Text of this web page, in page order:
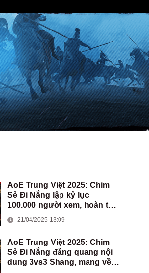
AoE Trung Việt 2025: Chim
Sẻ Đi Nắng lập kỷ lục
100.000 người xem, hoàn tất
Việt Nam
21/04/2025 13:09
AoE Trung Việt 2025: Chim
Sẻ Đi Nắng đăng quang nội
dung 3vs3 Shang, mang về